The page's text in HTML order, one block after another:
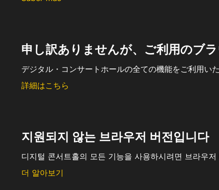
申し訳ありませんが、ご利用のブ
デジタル・コンサートホールの全ての機能をご利用い
詳細はこちら
지원되지 않는 브라우저 버전입니다
디지털 콘서트홀의 모든 기능을 사용하시려면 브라우
더 알아보기